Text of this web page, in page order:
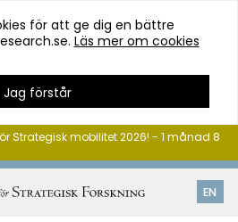
för att ge dig en bättre
Läs mer om cookies
Jag förstår
EN
Strategisk mobilitet 2026! - 1 månad 8